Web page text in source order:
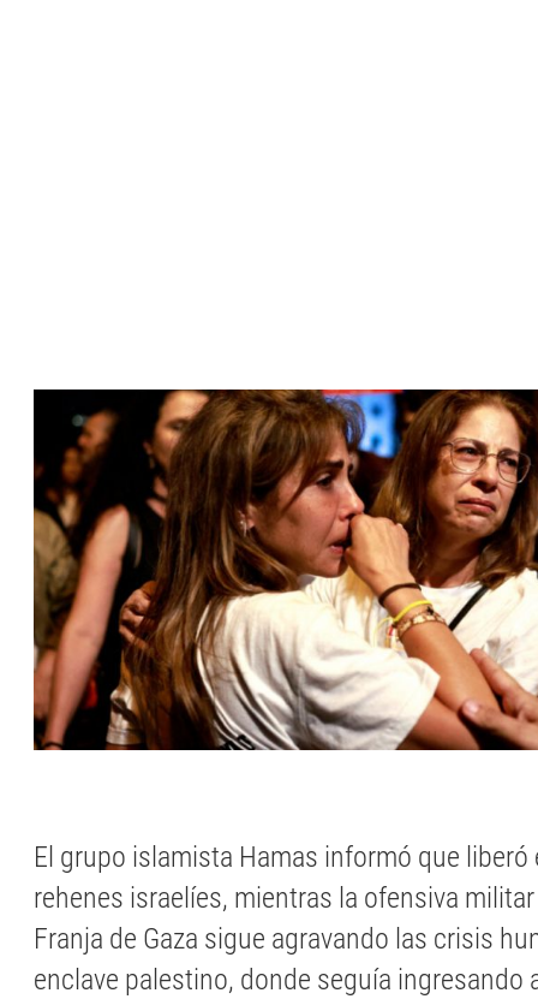
El grupo islamista Hamas informó que liberó
rehenes israelíes, mientras la ofensiva
Franja de Gaza sigue agravando las crisis
enclave palestino, donde seguía ingresando